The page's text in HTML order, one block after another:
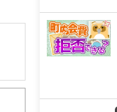
き